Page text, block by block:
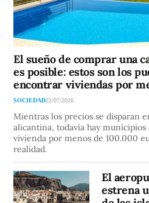
El sueño de comprar una
es posible: estos son los
encontrar viviendas por
SOCIEDAD22/07/2026
Mientras los precios se disparan
alicantina, todavía hay
vivienda por menos de 100.000
realidad.
El
estrena